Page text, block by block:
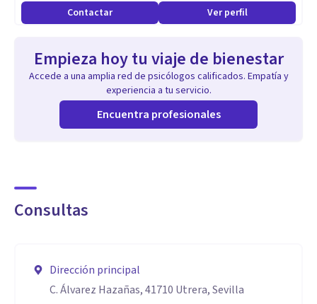
Contactar Ver perfil
Empieza hoy tu viaje de bienestar
Accede a una amplia red de psicólogos calificados. Empatía y
experiencia a tu servicio.
Encuentra profesionales
Consultas
Dirección principal
C. Álvarez Hazañas, 41710 Utrera, Sevilla